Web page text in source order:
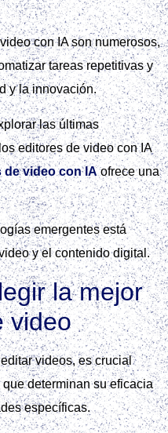
con IA son numerosos,
tareas repetitivas y
y la innovación.
las últimas
editores de video con IA
de video con IAofrece una
emergentes está
y el contenido digital.
la mejor
video
videos, es crucial
determinan su eficacia
específicas.